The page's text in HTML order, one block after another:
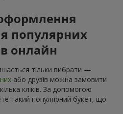
популярних
онлайн
тільки вибрати —
або друзів можна замовити
кліків. За допомогою
такий популярний букет, що